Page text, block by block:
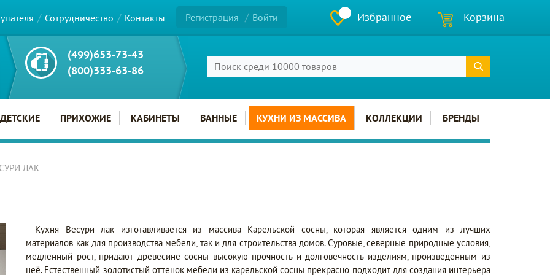
Сотрудничество Контакты Регистрация Войти Избранное Корзина
(499)653-73-43
(800)333-63-86
ДЕТСКИЕ ПРИХОЖИЕ КАБИНЕТЫ ВАННЫЕ КУХНИ ИЗ МАССИВА КОЛЛЕКЦИИ БРЕНДЫ
ЛАК
Кухня Весури лак изготавливается из массива Карельской сосны, которая является одним из лучших
материалов как для производства мебели, так и для строительства домов. Суровые, северные природные условия,
медленный рост, придают древесине сосны высокую прочность и долговечность изделиям, произведенным из
неё. Естественный золотистый оттенок мебели из карельской сосны прекрасно подходит для создания интерьера